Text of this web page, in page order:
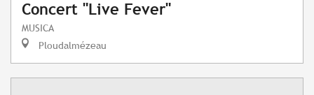
Concert "Live Fever"
MUSICA
Ploudalmézeau